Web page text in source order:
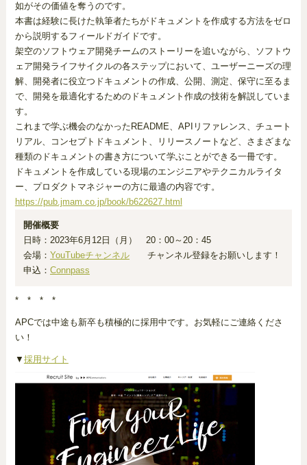
如がその価値を奪うのです。
本書は経験に長けた執筆者たちがドキュメントを作成する方法をゼロ
から説明するフィールドガイドです。
架空のソフトウェア開発チームのストーリーを追いながら、ソフトウ
ェア開発ライフサイクルの各ステップにおいて、ユーザーニーズの理
解、開発者に役立つドキュメントの作成、公開、測定、保守に至るま
で、開発を最適化するためのドキュメント作成の技術を解説していま
す。
これまで学ぶ機会のなかったREADME、APIリファレンス、チュート
リアル、コンセプトドキュメント、リリースノートなど、さまざまな
種類のドキュメントの書き方について学ぶことができる一冊です。
ドキュメントを作成している現場のエンジニアやテクニカルライタ
ー、プロダクトマネジャーの方に最適の内容です。
https://pub.jmam.co.jp/book/b622627.html
開催概要
日時：2023年6月12日（月） 20：00～20：45
会場： YouTubeチャンネルチャンネル登録をお願いします！
申込： Connpass
* * * *
APCでは中途も新卒も積極的に採用中です。お気軽にご連絡くださ
い！
▼ 採用サイト